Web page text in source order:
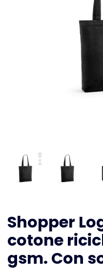
Shopper
cotone
gsm. Con